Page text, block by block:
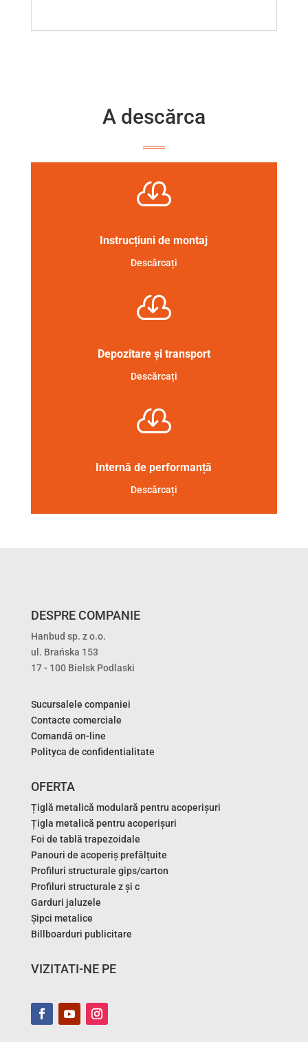
A descărca

Instrucțiuni de montaj
Descărcați

Depozitare și transport
Descărcați

Internă de performanță
Descărcați
DESPRE COMPANIE
Hanbud sp. z o.o.
ul. Brańska 153
17 - 100 Bielsk Podlaski
Sucursalele companiei
Contacte comerciale
Comandă on-line
Polityca de confidentialitate
OFERTA
Țiglă metalică modulară pentru acoperișuri
Țigla metalică pentru acoperișuri
Foi de tablă trapezoidale
Panouri de acoperiș prefălțuite
Profiluri structurale gips/carton
Profiluri structurale z și c
Garduri jaluzele
Șipci metalice
Billboarduri publicitare
VIZITATI-NE PE